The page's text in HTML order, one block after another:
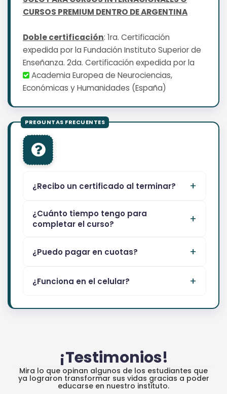
CURSOS PREMIUM DENTRO DE ARGENTINA
Doble certificación: 1ra. Certificación
expedida por la Fundación Instituto Superior de
Enseñanza. 2da. Certificación expedida por la
Academia Europea de Neurociencias,
Económicas y Humanidades (España)
¿Recibo un certificado al terminar?
¿Cuánto tiempo tengo para
completar el curso?
¿Puedo pagar en cuotas?
¿Funciona en el celular?
¡Testimonios!
Mira lo que opinan algunos de los estudiantes que
ya lograron transformar sus vidas gracias a poder
educarse en nuestro instituto.